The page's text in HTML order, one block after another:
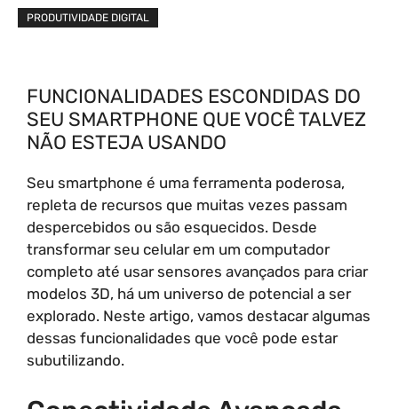
PRODUTIVIDADE DIGITAL
FUNCIONALIDADES ESCONDIDAS DO
SEU SMARTPHONE QUE VOCÊ TALVEZ
NÃO ESTEJA USANDO
Seu smartphone é uma ferramenta poderosa,
repleta de recursos que muitas vezes passam
despercebidos ou são esquecidos. Desde
transformar seu celular em um computador
completo até usar sensores avançados para criar
modelos 3D, há um universo de potencial a ser
explorado. Neste artigo, vamos destacar algumas
dessas funcionalidades que você pode estar
subutilizando.